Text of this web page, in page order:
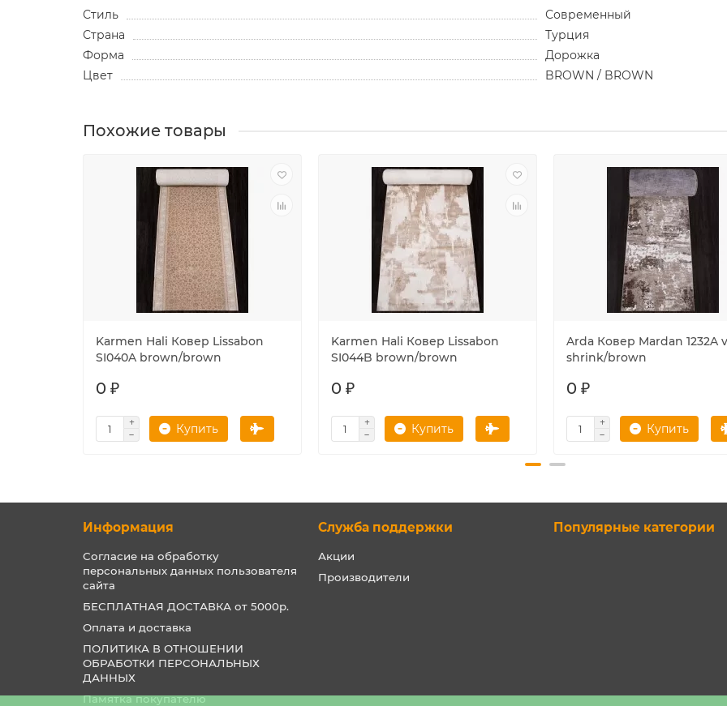
Стиль
Современный
Страна
Турция
Форма
Дорожка
Цвет
BROWN / BROWN
Похожие товары
Karmen Hali Ковер Lissabon
SI040A brown/brown
0 ₽
Купить
Karmen Hali Ковер Lissabon
SI044B brown/brown
0 ₽
Купить
Arda Ковер Mardan 1232A
shrink/brown
0 ₽
Купить
Информация
Согласие на обработку
персональных данных пользователя
сайта
БЕСПЛАТНАЯ ДОСТАВКА от 5000р.
Оплата и доставка
ПОЛИТИКА В ОТНОШЕНИИ
ОБРАБОТКИ ПЕРСОНАЛЬНЫХ
ДАННЫХ
Памятка покупателю
Служба поддержки
Акции
Производители
Популярные категории